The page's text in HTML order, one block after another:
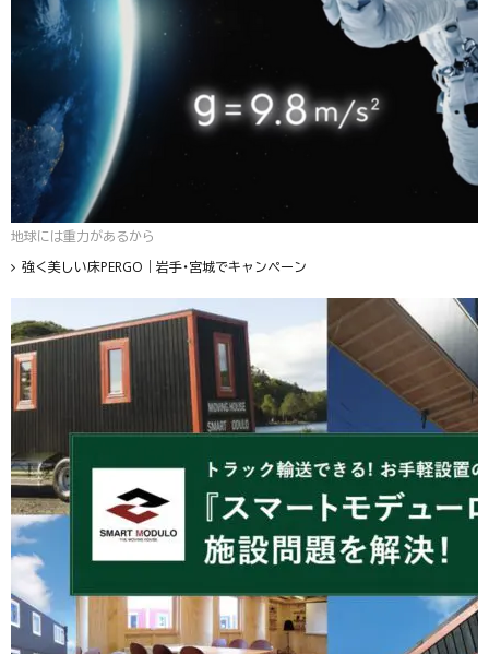
地球には重力があるから
強く美しい床PERGO｜岩手・宮城でキャンペーン